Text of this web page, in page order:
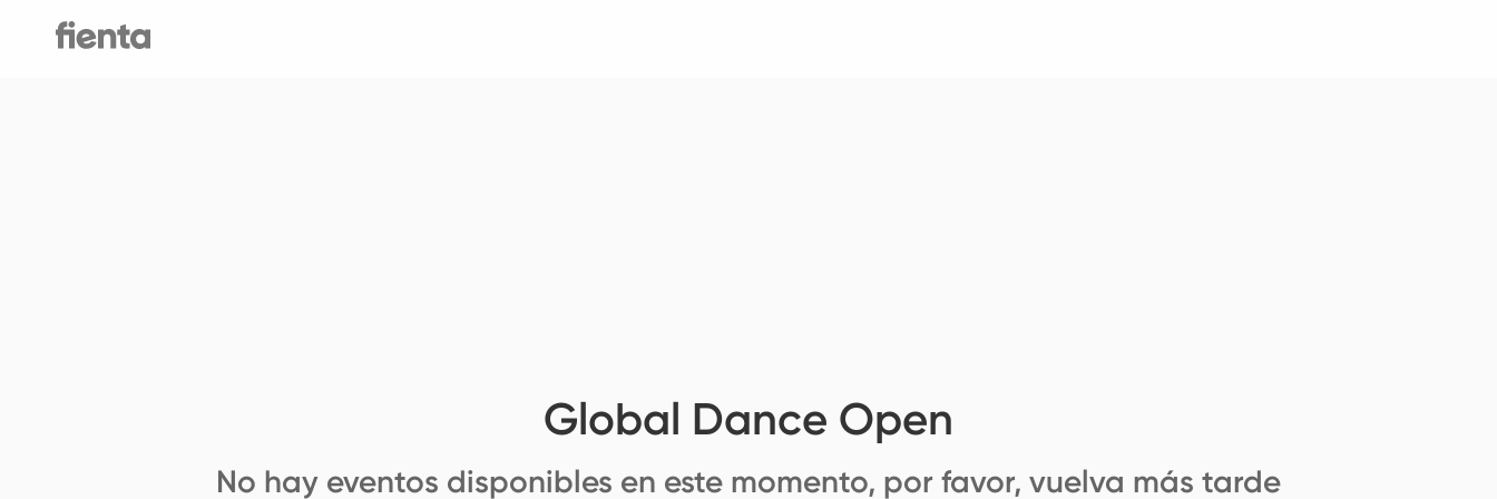
Global Dance Open
No hay eventos disponibles en este momento, por favor, vuelva más tarde